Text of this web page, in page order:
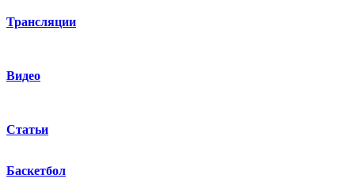
Трансляции
Видео
Статьи
Баскетбол